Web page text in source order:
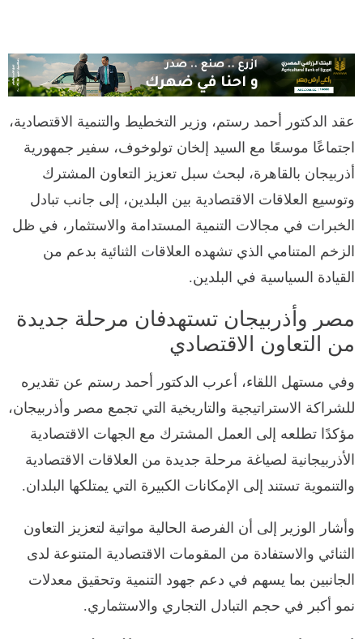
عقد الدكتور أحمد رستم، وزير التخطيط والتنمية الاقتصادية،
اجتماعًا موسعًا مع السيد إلخان تولوخوف، سفير جمهورية
أذربيجان بالقاهرة، لبحث سبل تعزيز التعاون المشترك
وتوسيع العلاقات الاقتصادية بين البلدين، إلى جانب تبادل
الخبرات في مجالات التنمية المستدامة والاستثمار، في ظل
الزخم المتنامي الذي تشهده العلاقات الثنائية بدعم من
القيادة السياسية في البلدين.
مصر وأذربيجان تستهدفان مرحلة جديدة
من التعاون الاقتصادي
وفي مستهل اللقاء، أعرب الدكتور أحمد رستم عن تقديره
للشراكة الاستراتيجية والتاريخية التي تجمع مصر وأذربيجان،
مؤكدًا تطلعه إلى العمل المشترك مع الجهات الاقتصادية
الأذربيجانية لصياغة مرحلة جديدة من العلاقات الاقتصادية
والتنموية تستند إلى الإمكانات الكبيرة التي يمتلكها البلدان.
وأشار الوزير إلى أن الفرصة الحالية مواتية لتعزيز التعاون
الثنائي والاستفادة من المقومات الاقتصادية المتنوعة لدى
الجانبين بما يسهم في دعم جهود التنمية وتحقيق معدلات
نمو أكبر في حجم التبادل التجاري والاستثماري.